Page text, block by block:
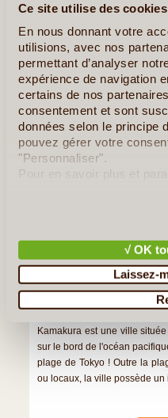
Ce site utilise des cookies
En nous donnant votre
utilisions, avec nos
permettant d’analyser
expérience de navigation
certains de nos
consentement et sont
données selon le principe
pouvez gérer votre
"Personnaliser".
Pour en savoir plus et
√ OK
Laissez-
Tous les
Quelques Idées
Visite Guidée à
Kamakura est une ville
sur le bord de l'océan
plage de Tokyo ! Outre la
ou locaux, la ville possède un